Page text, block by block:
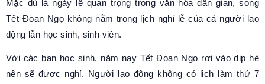
Mặc dù là ngày lễ quan trọng trong văn hóa dân gian, song
Tết Đoan Ngọ không nằm trong lịch nghỉ lễ của cả người lao
động lẫn học sinh, sinh viên.
Với các bạn học sinh, năm nay Tết Đoan Ngọ rơi vào dịp hè
nên sẽ được nghỉ. Người lao động không có lịch làm thứ 7